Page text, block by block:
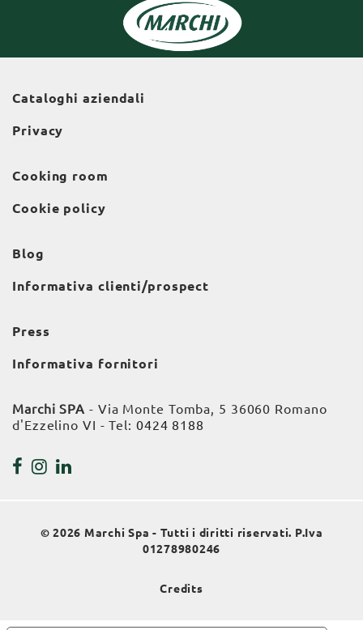
Cataloghi aziendali
Privacy
Cooking room
Cookie policy
Blog
Informativa clienti/prospect
Press
Informativa fornitori
Marchi SPA - Via Monte Tomba, 5 36060 Romano
d'Ezzelino VI - Tel: 0424 8188
© 2026 Marchi Spa - Tutti i diritti riservati. P.Iva
01278980246
Credits